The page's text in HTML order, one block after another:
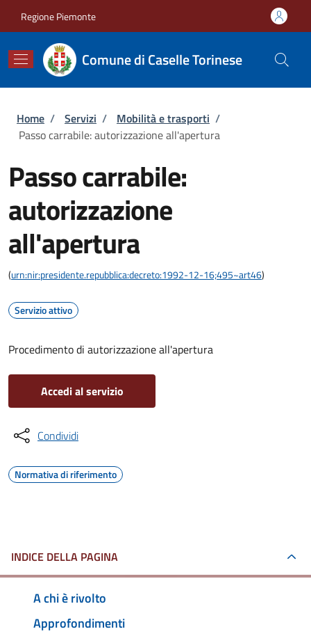
Regione Piemonte
Comune di Caselle Torinese
Briciole di pane
Home / Servizi / Mobilità e trasporti /
Passo carrabile: autorizzazione all'apertura
Passo carrabile:
autorizzazione
all'apertura
(urn:nir:presidente.repubblica:decreto:1992-12-16;495~art46)
Servizio attivo
Procedimento di autorizzazione all'apertura
Accedi al servizio
Condividi
Normativa di riferimento
INDICE DELLA PAGINA
A chi è rivolto
Approfondimenti